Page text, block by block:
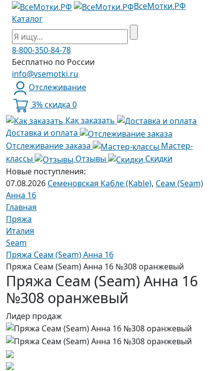
ВсеМотки.РФ
Каталог
8-800-350-84-78
Бесплатно по России
info@vsemotki.ru
Отслеживание
3% скидка 0
Как заказать
Доставка и оплата
Отслеживание заказа
Мастер-
классы
Отзывы
Скидки
Новые поступления:
07.08.2026 Семеновская Кабле (Kable), Сеам (Seam)
Анна 16
Главная
Пряжа
Италия
Seam
Пряжа Сеам (Seam) Анна 16
Пряжа Сеам (Seam) Анна 16 №308 оранжевый
Пряжа Сеам (Seam) Анна 16
№308 оранжевый
Лидер продаж